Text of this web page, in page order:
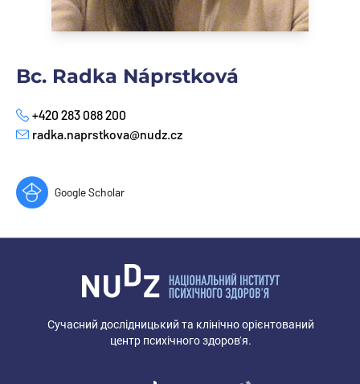
Bc. Radka Náprstková
Телефон
+420 283 088 200
E-mail
radka.naprstkova@nudz.cz
Google Scholar
Сучасний дослідницький та клінічно орієнтований
центр психічного здоров’я.